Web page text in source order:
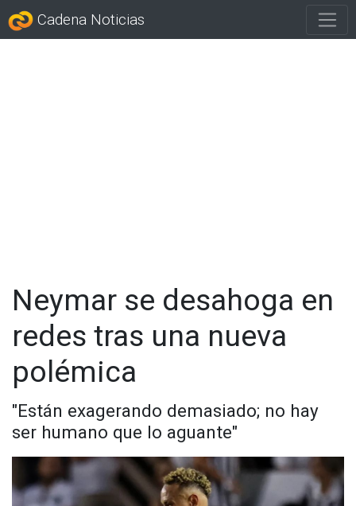
Cadena Noticias
Neymar se desahoga en
redes tras una nueva
polémica
"Están exagerando demasiado; no hay
ser humano que lo aguante"